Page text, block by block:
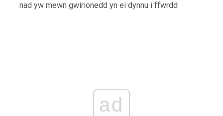
nad yw mewn gwirionedd yn ei dynnu i ffwrdd
ad